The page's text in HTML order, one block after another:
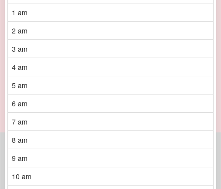
1 am
2 am
3 am
4 am
5 am
6 am
7 am
8 am
9 am
10 am